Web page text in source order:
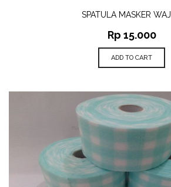
SPATULA MASKER
Rp 15.000
ADD TO CART